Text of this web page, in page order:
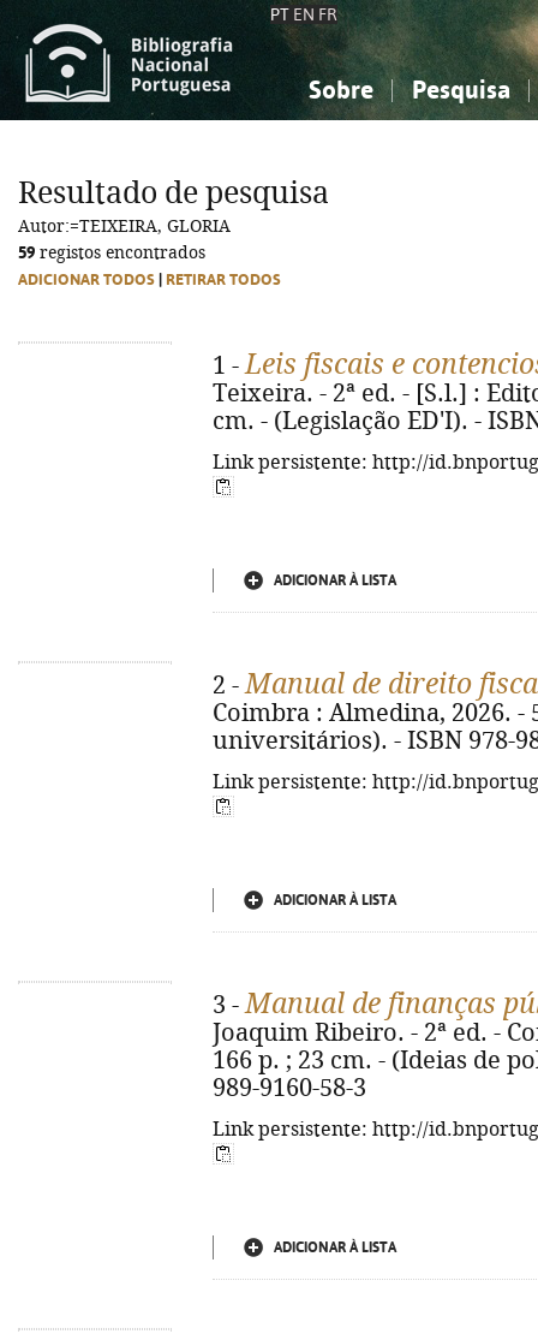
PT EN FR
Sobre Pesquisa
Ciências sociais...
Ciências sociais...
Resultado de pesquisa
Autor:=TEIXEIRA, GLORIA
59 registos encontrados
ADICIONAR TODOS RETIRAR TODOS
1 -Leis fiscais e
Teixeira. - 2ª ed. - [S.l.] :
cm. - (Legislação ED'I). -
Link persistente: http://
ADICIONAR À LISTA
2 -Manual de direito
Coimbra : Almedina, 2026. -
universitários). - ISBN 978-
Link persistente: http://
ADICIONAR À LISTA
3 -Manual de finanças
Joaquim Ribeiro. - 2ª ed. -
166 p. ; 23 cm. - (Ideias de
989-9160-58-3
Link persistente: http://
ADICIONAR À LISTA